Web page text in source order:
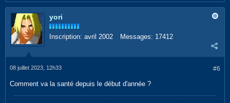
yori
Inscription: avril 2002 Messages: 17412
#6
08 juillet 2023, 12h33
Comment va la santé depuis le début d'année ?